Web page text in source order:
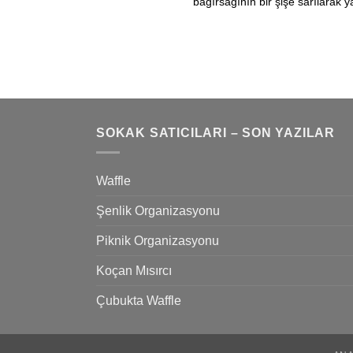
SOKAK SATICILARI – SON YAZILAR
Waffle
Şenlik Organizasyonu
Piknik Organizasyonu
Koçan Mısırcı
Çubukta Waffle